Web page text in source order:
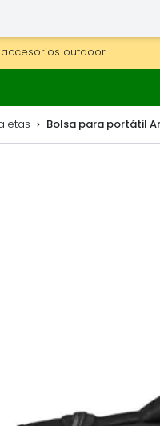
para mapas de madera y
outdoor.
Bolsa para portátil